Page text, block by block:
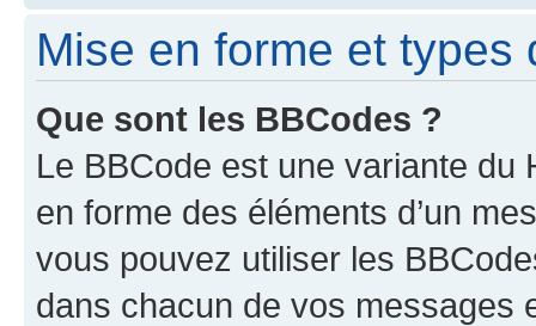
Mise en forme et types
Que sont les BBCodes ?
Le BBCode est une variante du
en forme des éléments d’un
vous pouvez utiliser les
dans chacun de vos messages